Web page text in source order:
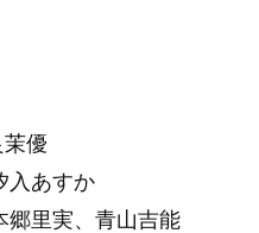
優
入あすか
郷里実、青山吉能